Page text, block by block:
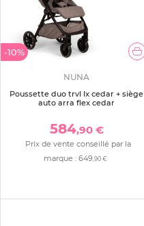
-10%
NUNA
Poussette duo trvl lx cedar + siège
auto arra flex cedar
584,90 €
Prix de vente conseillé par la
marque : 649 ,90 €